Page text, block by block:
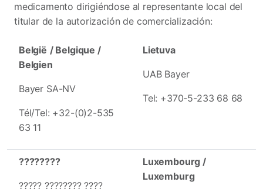
medicamento dirigiéndose al representante local del
titular de la autorización de comercialización:
België / Belgique /
Belgien
Bayer SA-NV
Tél/Tel: +32-(0)2-535
63 11
Lietuva
UAB Bayer
Tel: +370-5-233 68 68
????????
????? ???????? ????
Luxembourg /
Luxemburg